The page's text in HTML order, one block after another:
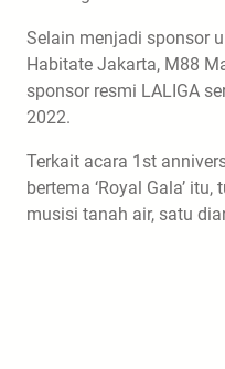
Selain menjadi sponsor
Habitate Jakarta, M88
sponsor resmi LALIGA
2022.
Terkait acara 1st
bertema ‘Royal Gala’
musisi tanah air, satu